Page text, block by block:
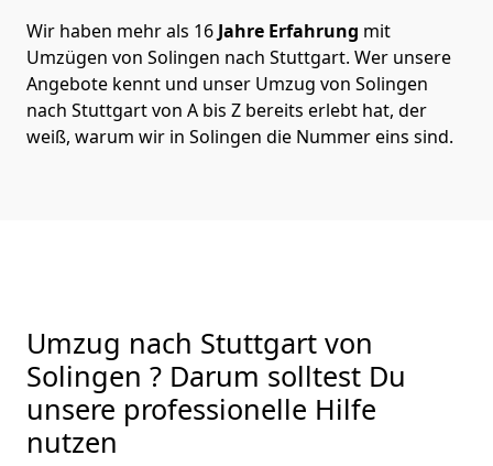
Wir haben mehr als 16 Jahre Erfahrung mit
Umzügen von Solingen nach Stuttgart. Wer unsere
Angebote kennt und unser Umzug von Solingen
nach Stuttgart von A bis Z bereits erlebt hat, der
weiß, warum wir in Solingen die Nummer eins sind.
Umzug nach Stuttgart von
Solingen ? Darum solltest Du
unsere professionelle Hilfe
nutzen